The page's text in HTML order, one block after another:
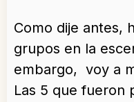
Como dije antes,
grupos en la
embargo, voy a
Las 5 que fueron